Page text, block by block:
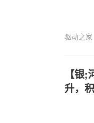
驱动之家
【银
升，